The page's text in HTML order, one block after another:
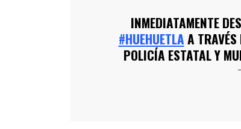
INMEDIATAMENTE
#HUEHUETLAA TRAVÉS
POLICÍA ESTATAL Y